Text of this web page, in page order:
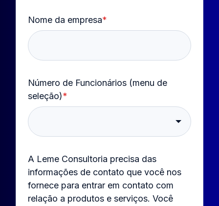
Nome da empresa*
Número de Funcionários (menu de
seleção)*
A Leme Consultoria precisa das
informações de contato que você nos
fornece para entrar em contato com
relação a produtos e serviços. Você